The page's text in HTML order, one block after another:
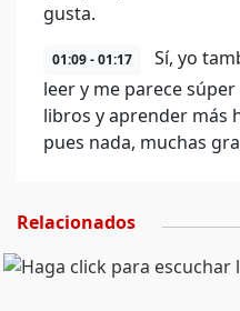
gusta.
01:09 - 01:17
Sí, yo
leer y me parece
libros y aprender más
pues nada, muchas
Relacionados